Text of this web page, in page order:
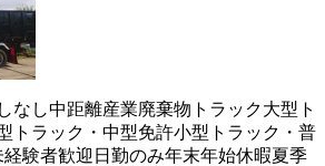
なし中距離産業廃棄物 トラック大型ト
トラック・中型免許小型トラック・普
経験者歓迎 日勤のみ年末年始休暇夏季